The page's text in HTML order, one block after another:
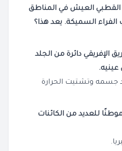
العيش في المناطق
الفراء السميكة. يعد هذا؟
الإفريقي دائرة من الجلد
جسمه وتشتيت الحرارة
للعديد من الكائنات